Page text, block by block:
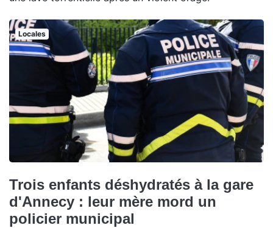
Locales
Trois enfants déshydratés à la gare
d'Annecy : leur mère mord un
policier municipal